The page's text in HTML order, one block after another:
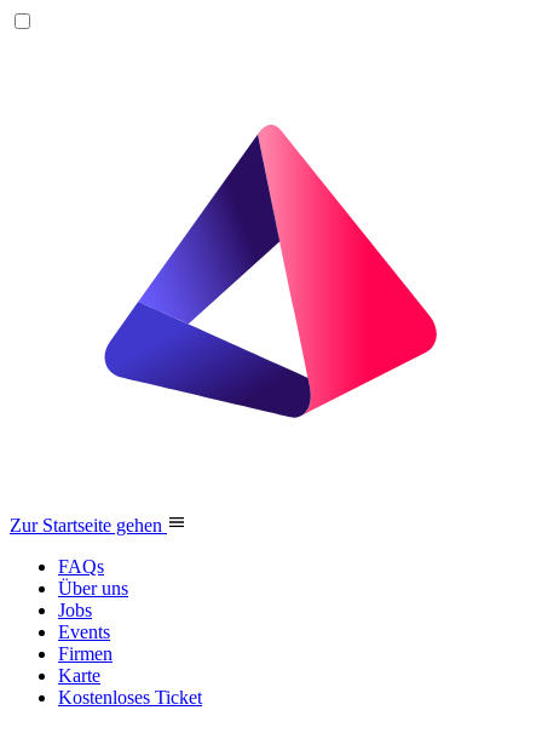
Zur Startseite gehen
FAQs
Über uns
Jobs
Events
Firmen
Karte
Kostenloses Ticket